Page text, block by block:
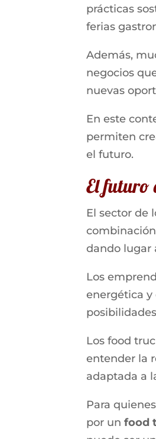
prácticas
ferias
Además,
negocios
nuevas
En este
permiten
el futuro.
El futuro
El sector de
dando lugar
Los
energética y
Los food
entender la
adaptada a
Para
por un food